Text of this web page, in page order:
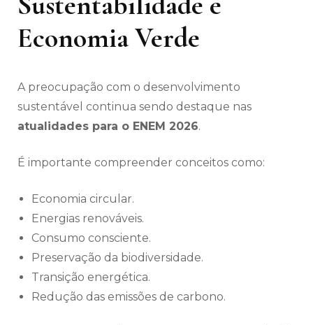
Economia Verde
A preocupação com o desenvolvimento
sustentável continua sendo destaque nas
atualidades para o ENEM 2026.
É importante compreender conceitos como:
Economia circular.
Energias renováveis.
Consumo consciente.
Preservação da biodiversidade.
Transição energética.
Redução das emissões de carbono.